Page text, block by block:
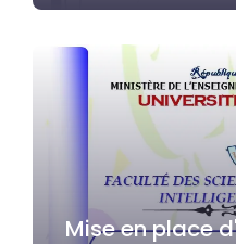
Mise en place